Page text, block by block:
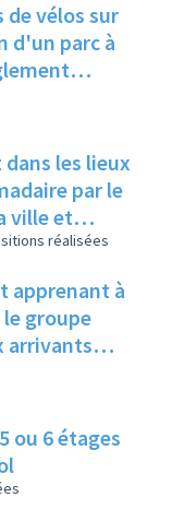
de vélos sur
d'un parc à
du
les lieux
par le
ville et
ronds-
réalisées
apprenant à
groupe
arrivants
ou 6 étages